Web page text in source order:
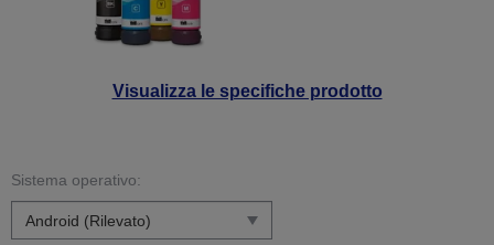
Visualizza le specifiche prodotto
Sistema operativo: